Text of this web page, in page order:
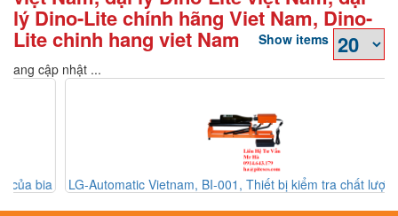
lý Dino-Lite chính hãng Viet Nam, Dino-
Lite chinh hang viet Nam
Show items
Đang cập nhật ...
LG-Automatic Vietnam, BI-001, Thiết bị kiểm tra chất lượng của